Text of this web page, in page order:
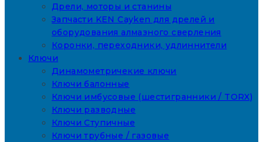
Дрели, моторы и станины
Запчасти KEN Cayken для дрелей и
оборудования алмазного сверления
Коронки, переходники, удлиннители
Ключи
Динамометричекие ключи
Ключи балонные
Ключи имбусовые (шестигранники / TORX)
Ключи разводные
Ключи Ступичные
Ключи трубные / газовые